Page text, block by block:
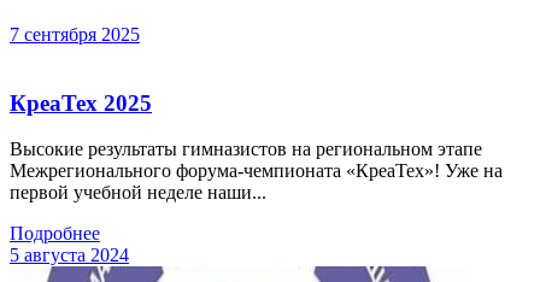
7 сентября 2025
КреаТех 2025
Высокие результаты гимназистов на региональном этапе
Межрегионального форума-чемпионата «КреаТех»! Уже на
первой учебной неделе наши...
Подробнее
5 августа 2024